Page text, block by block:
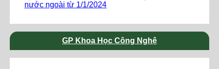
nước ngoài từ 1/1/2024
GP Khoa Học Công Nghệ